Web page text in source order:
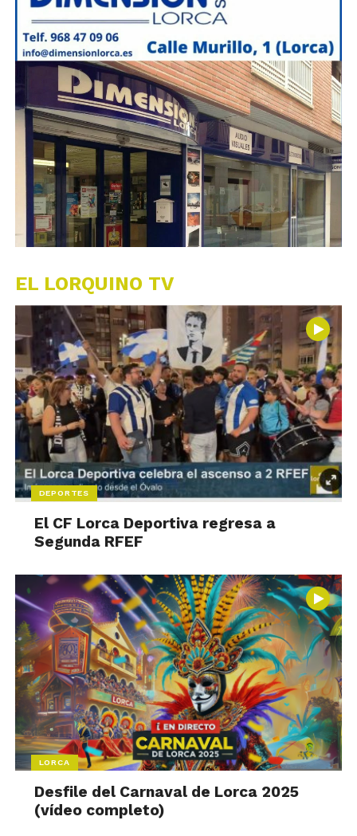
EL LORQUINO TV
DEPORTES
El CF Lorca Deportiva regresa a
Segunda RFEF
LORCA
Desfile del Carnaval de Lorca 2025
(vídeo completo)